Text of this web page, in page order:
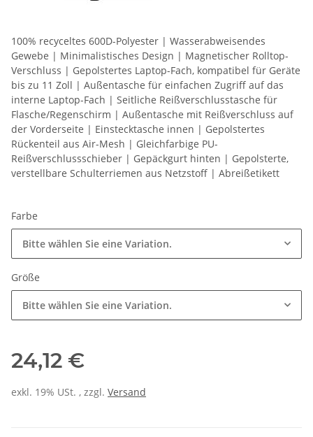
100% recyceltes 600D-Polyester | Wasserabweisendes
Gewebe | Minimalistisches Design | Magnetischer Rolltop-
Verschluss | Gepolstertes Laptop-Fach, kompatibel für Geräte
bis zu 11 Zoll | Außentasche für einfachen Zugriff auf das
interne Laptop-Fach | Seitliche Reißverschlusstasche für
Flasche/Regenschirm | Außentasche mit Reißverschluss auf
der Vorderseite | Einstecktasche innen | Gepolstertes
Rückenteil aus Air-Mesh | Gleichfarbige PU-
Reißverschlussschieber | Gepäckgurt hinten | Gepolsterte,
verstellbare Schulterriemen aus Netzstoff | Abreißetikett
Farbe
Bitte wählen Sie eine Variation.
Größe
Bitte wählen Sie eine Variation.
24,12 €
exkl. 19% USt. , zzgl. Versand